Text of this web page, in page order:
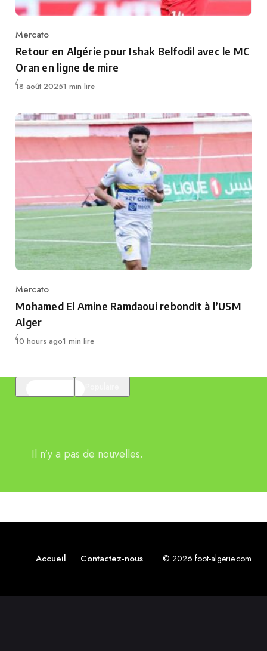
Category
Mercato
Retour en Algérie pour Ishak Belfodil avec le MC
Oran en ligne de mire
Publié
18 août 20251 min lire
Category
Mercato
Mohamed El Amine Ramdaoui rebondit à l’USM
Alger
Publié
10 hours ago1 min lire
Il n'y a pas de nouvelles.
Accueil Contactez-nous © 2026 foot-algerie.com